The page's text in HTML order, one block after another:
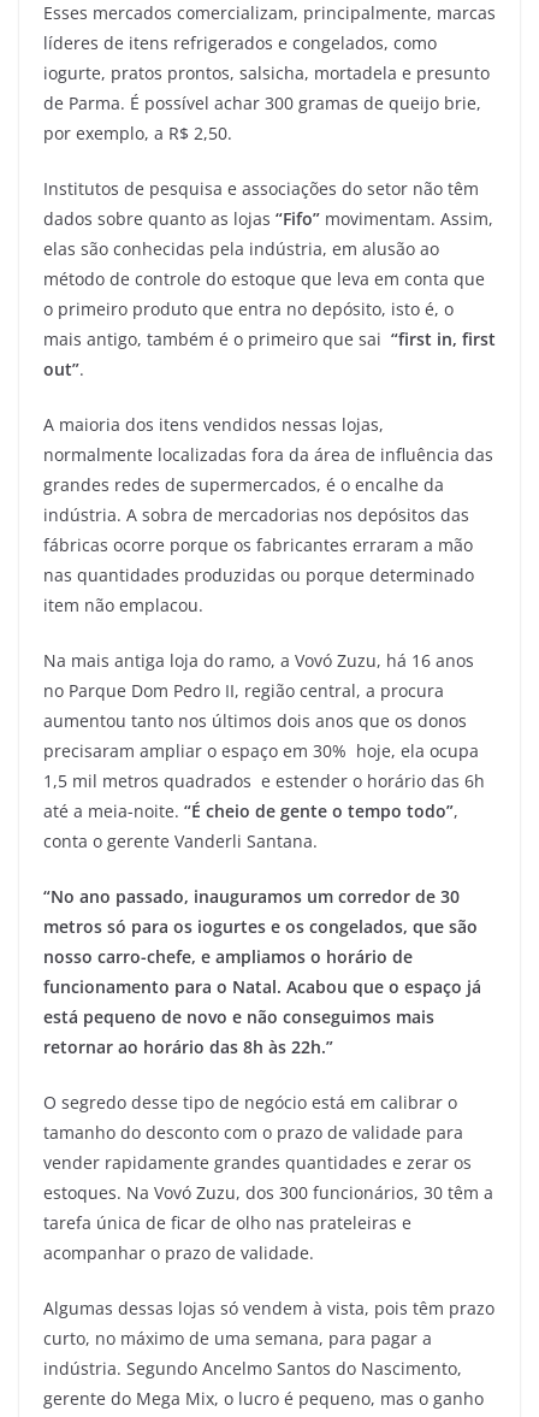
Esses mercados comercializam, principalmente, marcas
líderes de itens refrigerados e congelados, como
iogurte, pratos prontos, salsicha, mortadela e presunto
de Parma. É possível achar 300 gramas de queijo brie,
por exemplo, a R$ 2,50.
Institutos de pesquisa e associações do setor não têm
dados sobre quanto as lojas “Fifo” movimentam. Assim,
elas são conhecidas pela indústria, em alusão ao
método de controle do estoque que leva em conta que
o primeiro produto que entra no depósito, isto é, o
mais antigo, também é o primeiro que sai  “first in, first
out”.
A maioria dos itens vendidos nessas lojas,
normalmente localizadas fora da área de influência das
grandes redes de supermercados, é o encalhe da
indústria. A sobra de mercadorias nos depósitos das
fábricas ocorre porque os fabricantes erraram a mão
nas quantidades produzidas ou porque determinado
item não emplacou.
Na mais antiga loja do ramo, a Vovó Zuzu, há 16 anos
no Parque Dom Pedro II, região central, a procura
aumentou tanto nos últimos dois anos que os donos
precisaram ampliar o espaço em 30%  hoje, ela ocupa
1,5 mil metros quadrados  e estender o horário das 6h
até a meia-noite. “É cheio de gente o tempo todo”,
conta o gerente Vanderli Santana.
“No ano passado, inauguramos um corredor de 30
metros só para os iogurtes e os congelados, que são
nosso carro-chefe, e ampliamos o horário de
funcionamento para o Natal. Acabou que o espaço já
está pequeno de novo e não conseguimos mais
retornar ao horário das 8h às 22h.”
O segredo desse tipo de negócio está em calibrar o
tamanho do desconto com o prazo de validade para
vender rapidamente grandes quantidades e zerar os
estoques. Na Vovó Zuzu, dos 300 funcionários, 30 têm a
tarefa única de ficar de olho nas prateleiras e
acompanhar o prazo de validade.
Algumas dessas lojas só vendem à vista, pois têm prazo
curto, no máximo de uma semana, para pagar a
indústria. Segundo Ancelmo Santos do Nascimento,
gerente do Mega Mix, o lucro é pequeno, mas o ganho